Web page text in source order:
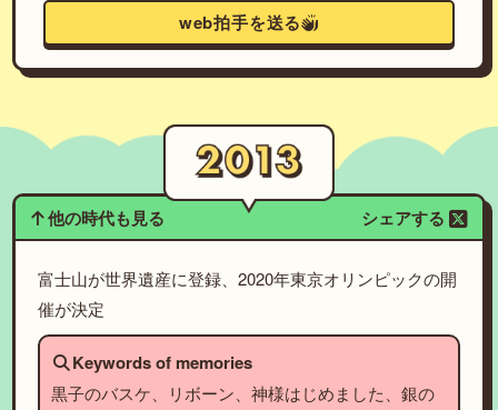
web拍手を送る
他の時代も見る シェアする
富士山が世界遺産に登録、2020年東京オリンピックの開
催が決定
Keywords of memories
黒子のバスケ、リボーン、神様はじめました、銀の